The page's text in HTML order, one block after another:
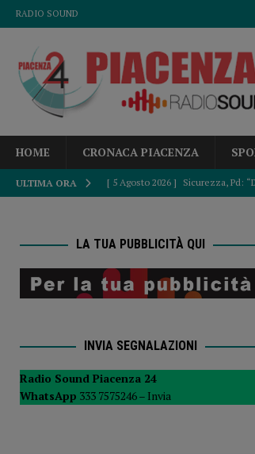
RADIO SOUND
HOME CRONACA PIACENZA
ULTIMA ORA [ 5 Agosto 2026 ] Sicurezza, Pd:
[ 6 Agosto 2026 ] Scoperto
[ 6 Agosto 2026 ] Trovato sul
[ 5 Agosto 2026 ] Tutela di pedoni
[ 5 Agosto 2026 ] Dalla Regione
comunale e Unione
LA TUA PUBBLICITÀ QUI
INVIA SEGNALAZIONI
Radio Sound Piacenza 24
WhatsApp 333 7575246 – Invia